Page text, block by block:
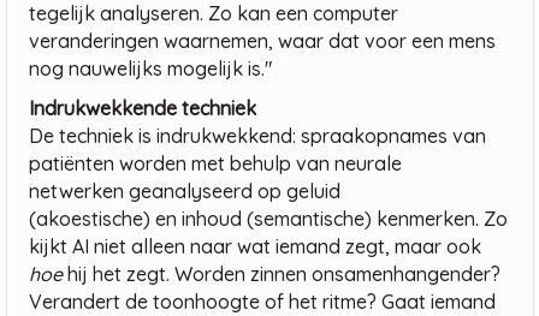
tegelijk analyseren. Zo kan een computer
veranderingen waarnemen, waar dat voor een mens
nog nauwelijks mogelijk is."
Indrukwekkende techniek
De techniek is indrukwekkend: spraakopnames van
patiënten worden met behulp van neurale
netwerken geanalyseerd op geluid
(akoestische) en inhoud (semantische) kenmerken. Zo
kijkt AI niet alleen naar wat iemand zegt, maar ook
hoehij het zegt. Worden zinnen onsamenhangender?
Verandert de toonhoogte of het ritme? Gaat iemand